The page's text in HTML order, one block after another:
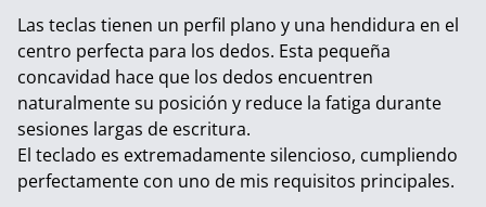
Las teclas tienen un perfil plano y una hendidura en el
centro perfecta para los dedos. Esta pequeña
concavidad hace que los dedos encuentren
naturalmente su posición y reduce la fatiga durante
sesiones largas de escritura.
El teclado es extremadamente silencioso, cumpliendo
perfectamente con uno de mis requisitos principales.